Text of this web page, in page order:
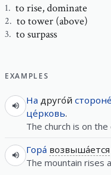
1. to rise,dominate
2. to tower (above)
3. to surpass
EXAMPLES
На друго́й стороне́
це́рковь.
The church is on
Гора́ возвыша́ется
The mountain rises